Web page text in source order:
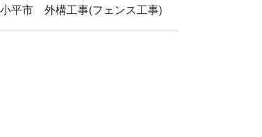
小平市 外構工事(フェンス工事)